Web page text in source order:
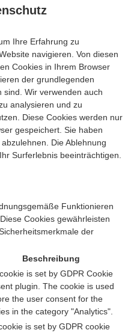
Ihre Erfahrung zu
navigieren. Von diesen
Cookies in Ihrem Browser
der grundlegenden
sind. Wir verwenden auch
analysieren und zu
Diese Cookies werden nur
gespeichert. Sie haben
Die Ablehnung
Surferlebnis beeinträchtigen.
Funktionieren
Cookies gewährleisten
der
Beschreibung
is set by GDPR Cookie
plugin. The cookie is used
the user consent for the
in the category "Analytics".
is set by GDPR cookie